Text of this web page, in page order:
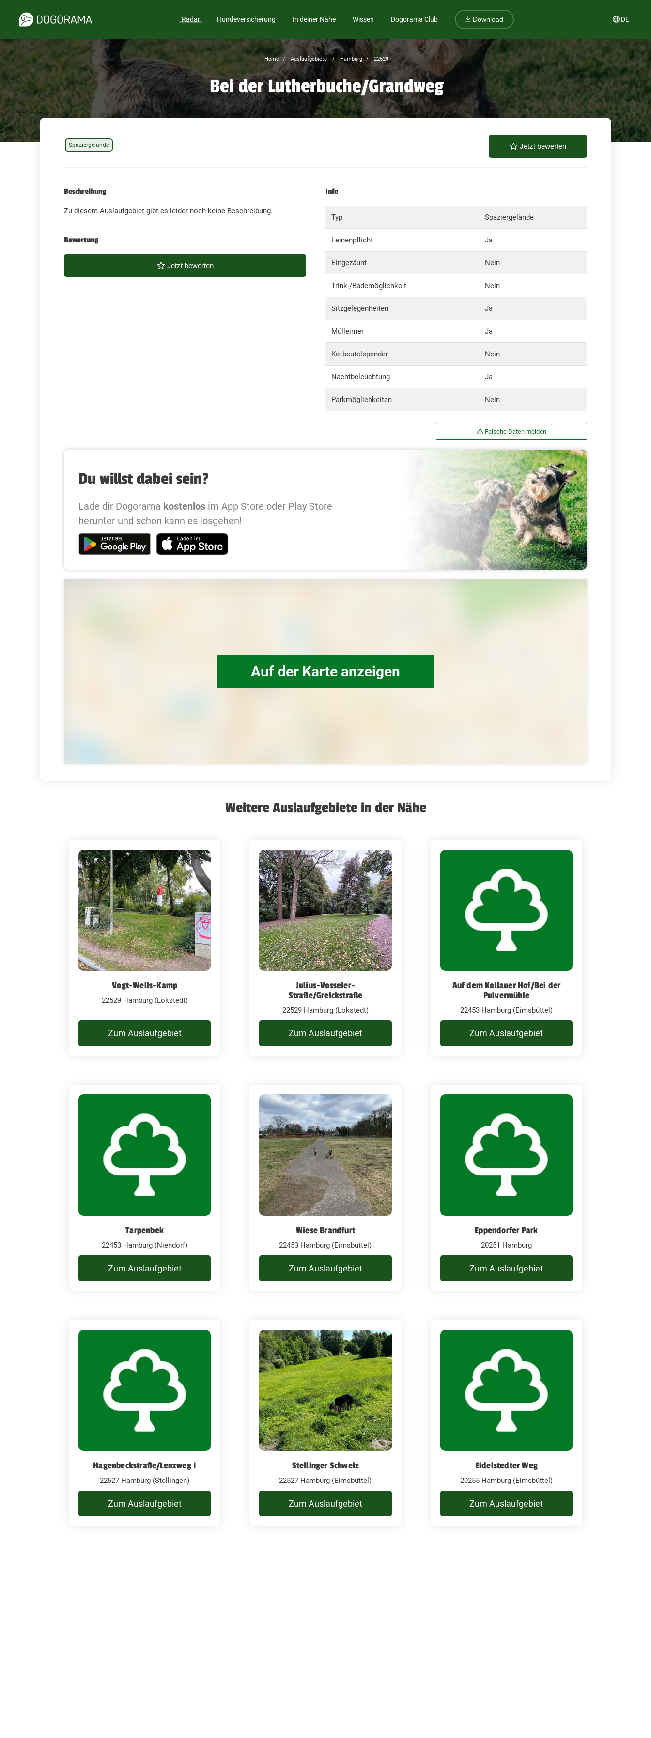
Radar Hundeversicherung In deiner Nähe Wissen Dogorama Club Download DE
Home Auslaufgebiete Hamburg 22529
Bei der Lutherbuche/Grandweg
Jetzt bewerten
Spaziergelände
Beschreibung
Zu diesem Auslaufgebiet gibt es leider noch keine Beschreibung.
Bewertung
Jetzt bewerten
Info
Typ Spaziergelände
Leinenpflicht Ja
Eingezäunt Nein
Trink-/Bademöglichkeit Nein
Sitzgelegenheiten Ja
Mülleimer Ja
Kotbeutelspender Nein
Nachtbeleuchtung Ja
Parkmöglichkeiten Nein
Falsche Daten melden
Du willst dabei sein?
Lade dir Dogorama kostenlos im App Store oder Play Store
herunter und schon kann es losgehen!
Auf der Karte anzeigen
Weitere Auslaufgebiete in der Nähe
Vogt-Wells-Kamp
22529 Hamburg (Lokstedt)
Zum Auslaufgebiet
Julius-Vosseler-
Straße/Grelckstraße
22529 Hamburg (Lokstedt)
Zum Auslaufgebiet
Auf dem Kollauer Hof/Bei der
Pulvermühle
22453 Hamburg (Eimsbüttel)
Zum Auslaufgebiet
Tarpenbek
22453 Hamburg (Niendorf)
Zum Auslaufgebiet
Wiese Brandfurt
22453 Hamburg (Eimsbüttel)
Zum Auslaufgebiet
Eppendorfer Park
20251 Hamburg
Zum Auslaufgebiet
Hagenbeckstraße/Lenzweg I
22527 Hamburg (Stellingen)
Zum Auslaufgebiet
Stellinger Schweiz
22527 Hamburg (Eimsbüttel)
Zum Auslaufgebiet
Eidelstedter Weg
20255 Hamburg (Eimsbüttel)
Zum Auslaufgebiet